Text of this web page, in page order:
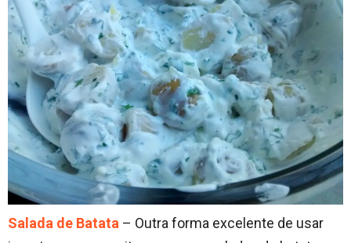
Salada de Batata – Outra forma excelente de usar